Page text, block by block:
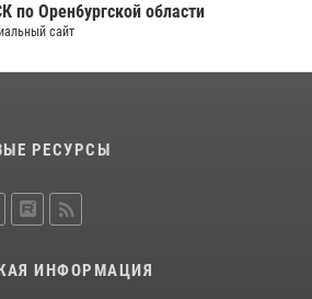
из магазина
по Орен6ургской области
сайт
РЕСУРСЫ
ИНФОРМАЦИЯ